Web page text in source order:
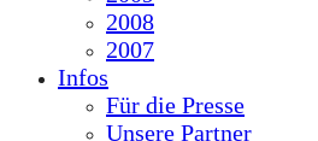
2008
2007
Infos
Für die Presse
Unsere Partner